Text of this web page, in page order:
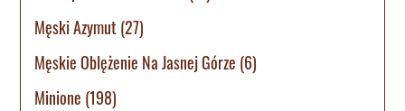
Męski Azymut (27)
Męskie Oblężenie Na Jasnej Górze (6)
Minione (198)